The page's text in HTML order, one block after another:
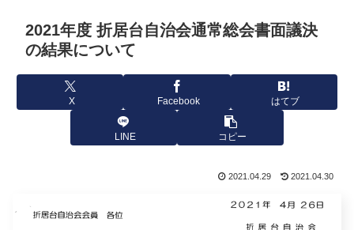
2021年度 折居台自治会通常総会書面議決
の結果について
X Facebook はてブ
LINE コピー
2021.04.29 2021.04.30